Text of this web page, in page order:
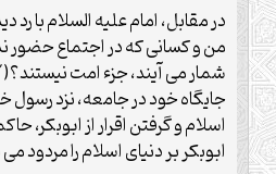
در مقابل، امام علیه السلام با رد
من و کسانی که در اجتماع حضور
جایگاه خود در جامعه، نزد رسول
اسلام و گرفتن اقرار از ابوبکر،
ابوبکر بر دنیای اسلام را مردود